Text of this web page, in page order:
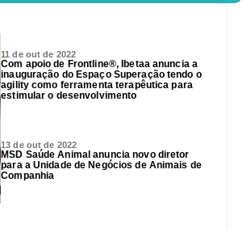
11 de out de 2022
Com apoio de Frontline®, Ibetaa anuncia a
inauguração do Espaço Superação tendo o
agility como ferramenta terapêutica para
estimular o desenvolvimento
13 de out de 2022
MSD Saúde Animal anuncia novo diretor
para a Unidade de Negócios de Animais de
Companhia